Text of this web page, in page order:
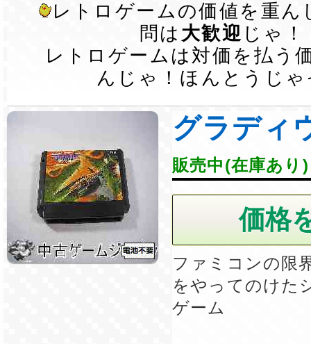
レトロゲームの価値を重ん
問は 大歓迎 じゃ！
レトロゲームは対価を払う
んじゃ！ほんとうじゃ
グラディ
販売中(在庫あり)
ファミコンの限
をやってのけた
ゲーム